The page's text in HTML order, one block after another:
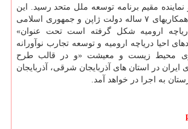
مقیم برنامه توسعه ملل متحد رسید. این
پروژه که در ادامه همکاریهای ۷ ساله دولت ژاپن و جمهوری اسلامی
دریاچه ارومیه شکل گرفته است تحت عنوان»
احیا دریاچه ارومیه و توسعه تجارب نوآورانه
محیط زیست و معیشت «و در قالب طرح
ایران در استان های آذربایجان شرقی، آذربایجان
به اجرا در خواهد آمد.